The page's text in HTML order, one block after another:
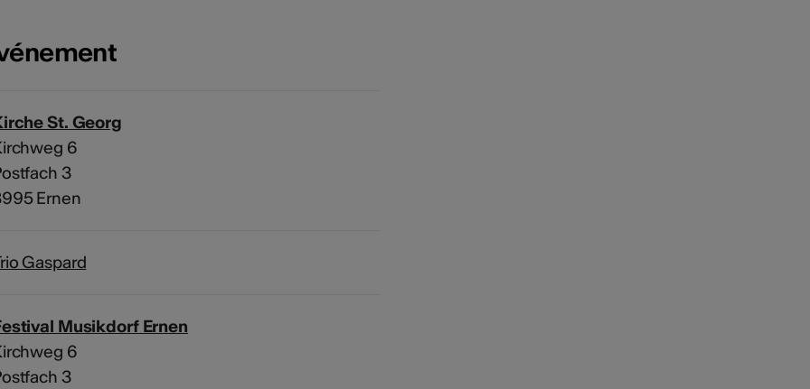
St. Georg
6
3
Ernen
Gaspard
Musikdorf Ernen
6
3